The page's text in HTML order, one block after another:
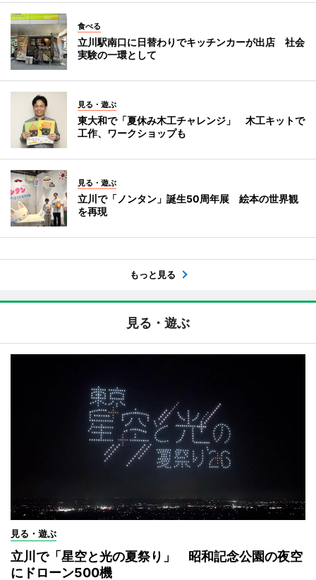
食べる
立川駅南口に日替わりでキッチンカーが出店 社会
実験の一環として
見る・遊ぶ
東大和で「夏休み木工チャレンジ」 木工キットで
工作、ワークショップも
見る・遊ぶ
立川で「ノンタン」誕生50周年展 絵本の世界観
を再現
もっと見る
見る・遊ぶ
見る・遊ぶ
立川で「星空と光の夏祭り」 昭和記念公園の夜空
にドローン500機